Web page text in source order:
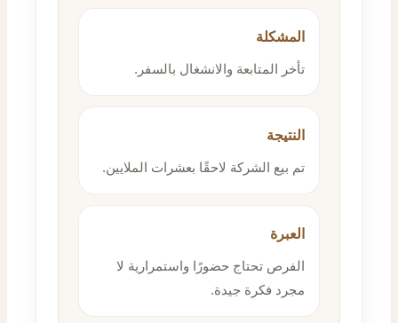
المشكلة
تأخر المتابعة والانشغال بالسفر.
النتيجة
تم بيع الشركة لاحقًا بعشرات الملايين.
العبرة
الفرص تحتاج حضورًا واستمرارية لا
مجرد فكرة جيدة.